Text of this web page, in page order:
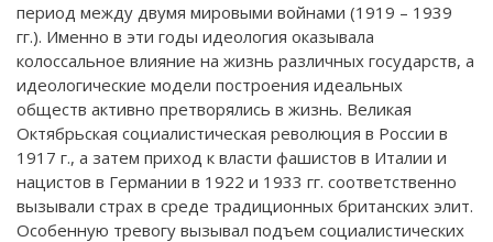
период между двумя мировыми войнами (1919 – 1939
гг.). Именно в эти годы идеология оказывала
колоссальное влияние на жизнь различных государств, а
идеологические модели построения идеальных
обществ активно претворялись в жизнь. Великая
Октябрьская социалистическая революция в России в
1917 г., а затем приход к власти фашистов в Италии и
нацистов в Германии в 1922 и 1933 гг. соответственно
вызывали страх в среде традиционных британских элит.
Особенную тревогу вызывал подъем социалистических